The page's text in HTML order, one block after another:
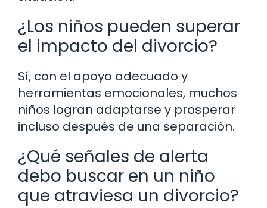
¿Los niños pueden superar
el impacto del divorcio?
Sí, con el apoyo adecuado y
herramientas emocionales, muchos
niños logran adaptarse y prosperar
incluso después de una separación.
¿Qué señales de alerta
debo buscar en un niño
que atraviesa un divorcio?